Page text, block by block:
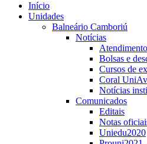
Início
Unidades
Balneário Camboriú
Notícias
Bolsas e
Cursos de
Coral
Notícias
Comunicados
Editais
Notas
Uniedu2020